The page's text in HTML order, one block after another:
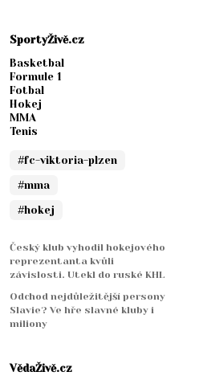
SportyŽivě.cz
Basketbal
Formule 1
Fotbal
Hokej
MMA
Tenis
#fc-viktoria-plzen
#mma
#hokej
Český klub vyhodil hokejového
reprezentanta kvůli
závislosti. Utekl do ruské KHL
Odchod nejdůležitější persony
Slavie? Ve hře slavné kluby i
miliony
VědaŽivě.cz